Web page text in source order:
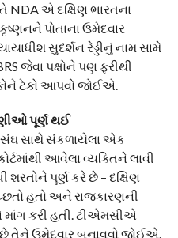
NDA એ દક્ષિણ ભારતના
પોતાના ઉમેદવાર
સુદર્શન રેડ્ડીનું નામ સામે
જેવા પક્ષોને પણ ફરીથી
ટેકો આપવો જોઈએ.
પૂર્ણ થઈ
સાથે સંકળાયેલા એક
આવેલા વ્યક્તિને લાવી
શરતોને પૂર્ણ કરે છે – દક્ષિણ
હતો અને રાજકારણની
કરી હતી. ટીએમસીએ
તેને ઉમેદવાર બનાવવો જોઈએ.